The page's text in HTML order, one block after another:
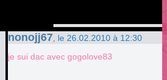
nonojj67 , le 26.02.2010 à 12:30
je sui dac avec gogolove83